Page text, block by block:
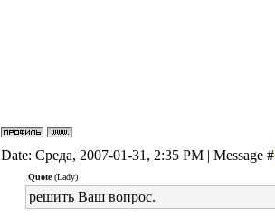
Date: Среда, 2007-01-31, 2:35 PM | Message #
Quote(Lady)
решить Ваш вопрос.